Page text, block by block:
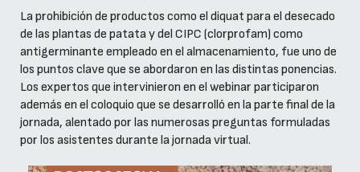
La prohibición de productos como el diquat para el desecado
de las plantas de patata y del CIPC (clorprofam) como
antigerminante empleado en el almacenamiento, fue uno de
los puntos clave que se abordaron en las distintas ponencias.
Los expertos que intervinieron en el webinar participaron
además en el coloquio que se desarrolló en la parte final de la
jornada, alentado por las numerosas preguntas formuladas
por los asistentes durante la jornada virtual.